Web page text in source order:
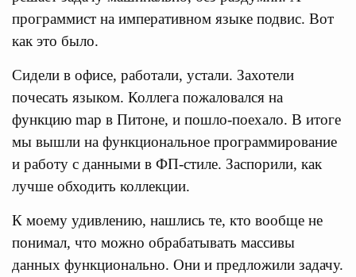
программист на императивном языке подвис. Вот
как это было.
Сидели в офисе, работали, устали. Захотели
почесать языком. Коллега пожаловался на
функцию map в Питоне, и пошло-поехало. В итоге
мы вышли на функциональное программирование
и работу с данными в ФП-стиле. Заспорили, как
лучше обходить коллекции.
К моему удивлению, нашлись те, кто вообще не
понимал, что можно обрабатывать массивы
данных функционально. Они и предложили задачу.